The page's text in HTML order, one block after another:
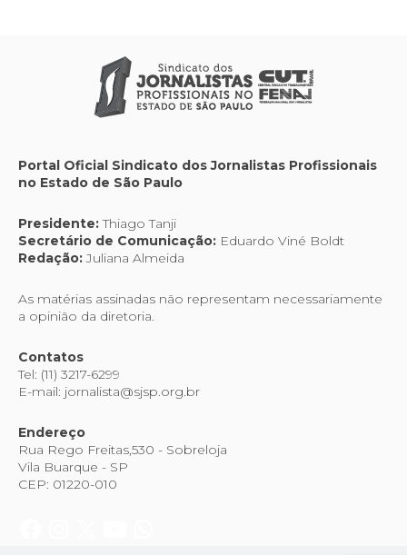
Portal Oficial Sindicato dos Jornalistas Profissionais
no Estado de São Paulo
Presidente:Thiago Tanji
Secretário de Comunicação: Eduardo Viné Boldt
Redação:Juliana Almeida
As matérias assinadas não representam necessariamente
a opinião da diretoria.
Contatos
Tel: (11) 3217-6299
E-mail: jornalista@sjsp.org.br
Endereço
Rua Rego Freitas,530 - Sobreloja
Vila Buarque - SP
CEP: 01220-010